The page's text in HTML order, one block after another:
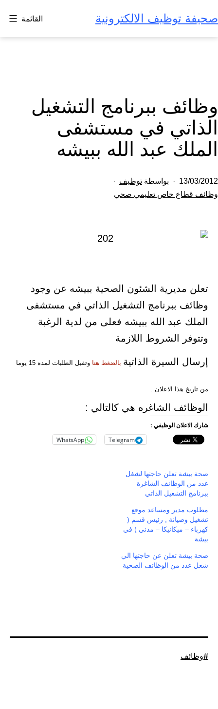
إلى
المحتوى
صحيفة توظيف الالكترونية القائمة
وظائف ببرنامج التشغيل
الذاتي في مستشفى
الملك عبد الله ببيشه
تم
النشر
13/03/2012 بواسطة توظيف
مصنف
وظائف قطاع خاص تعليمي صحي
تعلن مديرية الشئون الصحية ببيشه عن وجود
وظائف ببرنامج التشغيل الذاتي في مستشفى
الملك عبد الله ببيشه فعلى من لدية الرغبة
وتتوفر الشروط اللازمة
إرسال السيرة الذاتية بالضغط هنا وتقبل الطلبات لمده 15 يوما
من تاريخ هذا الاعلان .
الوظائف الشاغره هي كالتالي :
شارك الاعلان الوظيفي :
Telegram
WhatsApp
صحة بيشة تعلن حاجتها لشغل
عدد من الوظائف الشاغرة
ببرنامج التشغيل الذاتي
مطلوب مدير ومساعد موقع
تشغيل وصيانة , رئيس قسم (
كهرباء – ميكانيكا – مدني ) في
بيشة
صحة بيشة تعلن عن حاجتها الي
شغل عدد من الوظائف الصحية
موسوم
وظائف